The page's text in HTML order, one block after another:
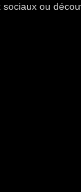
ou